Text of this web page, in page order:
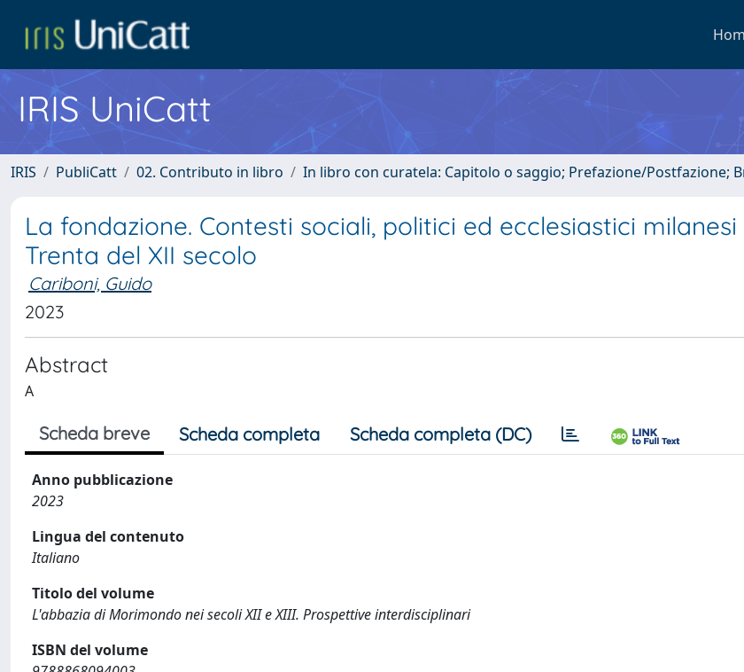
IRIS UniCatt
IRIS PubliCatt 02. Contributo in libro In libro con curatela: Capitolo o saggio; Prefazione/Postfazione;
La fondazione. Contesti sociali, politici ed ecclesiastici
Trenta del XII secolo
Cariboni, Guido
2023
Abstract
A
Scheda breve Scheda completa Scheda completa (DC)
Anno pubblicazione
2023
Lingua del contenuto
Italiano
Titolo del volume
L'abbazia di Morimondo nei secoli XII e XIII. Prospettive interdisciplinari
ISBN del volume